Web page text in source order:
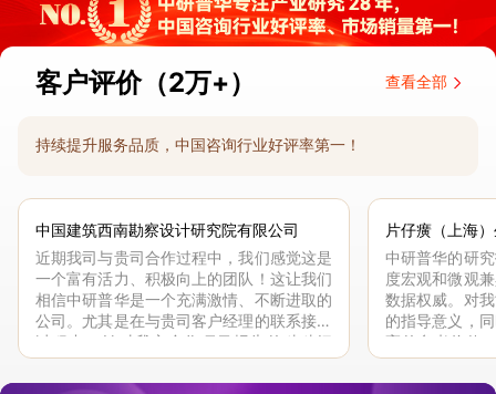
客户评价（2万+） 查看全部
持续提升服务品质，中国咨询行业好评率第一！
中国建筑西南勘察设计研究院有限公司
近期我司与贵司合作过程中，我们感觉这是
一个富有活力、积极向上的团队！这让我们
相信中研普华是一个充满激情、不断进取的
公司。尤其是在与贵司客户经理的联系接洽
过程中，针对我方合作项目报告的种种细
节，及时细致缜密地协助与项目部沟通、探
讨和完善...
片仔癀（上海
中研普华的研
度宏观和微观
数据权威。对
的指导意义，
高的参考价值
体化”服务和行
司继续...